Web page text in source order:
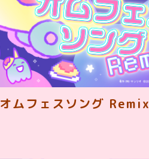
オムフェスソング Remix